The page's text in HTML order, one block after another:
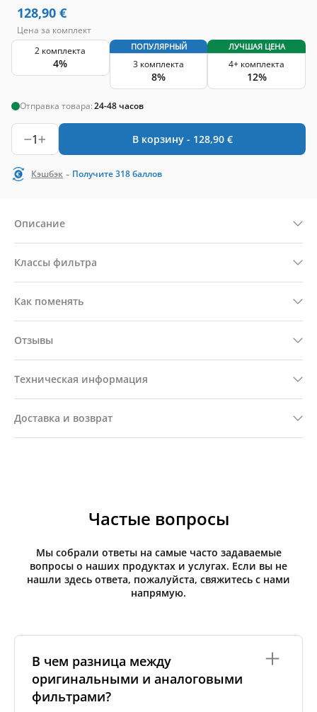
128,90 €
Цена за комплект
2 комплекта
4%
ПОПУЛЯРНЫЙ
3 комплекта
8%
ЛУЧШАЯ ЦЕНА
4+ комплекта
12%
Отправка товара:24-48 часов
1 В корзину - 128,90 €
Кэшбэк - Получите318баллов
Описание
Классы фильтра
Как поменять
Отзывы
Техническая информация
Доставка и возврат
Частые вопросы
Мы собрали ответы на самые часто задаваемые
вопросы о наших продуктах и услугах. Если вы не
нашли здесь ответа, пожалуйста, свяжитесь с нами
напрямую.
В чем разница между
оригинальными и аналоговыми
фильтрами?